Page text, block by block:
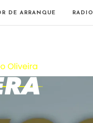
DE ARRANQUE RADIO